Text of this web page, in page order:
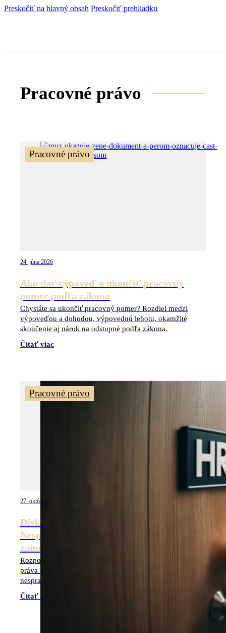
Preskočiť na hlavný obsah Preskočiť prehliadku
Pracovné právo
Pracovné právo
24. júna 2026
Ako dať výpoveď a ukončiť pracovný
pomer podľa zákona
Chystáte sa ukončiť pracovný pomer? Rozdiel medzi
výpoveďou a dohodou, výpovednú lehotu, okamžité
skončenie aj nárok na odstupné podľa zákona.
Čítať viac
Pracovné právo
27. októbra 2024
Diskriminácia na pracovisku:
Nespravodlivé zaobchádzanie zo strany
zamestnávateľa
Rozpoznajte diskrimináciu na pracovisku, poznajte svoje
práva a naučte sa ako podniknúť právne kroky v prípade
nespravodlivého zaobchádzania.
Čítať viac